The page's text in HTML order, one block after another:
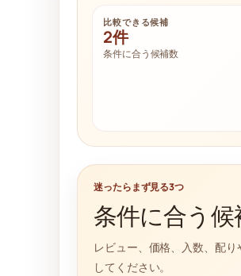
比較できる候補
2件
条件に合う候補数
迷ったらまず見る3つ
条件に合う候
レビュー、価格、入数、配
してください。